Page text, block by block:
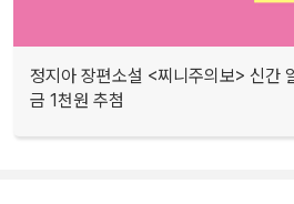
정지아 장편소설 <찌니주의보> 신간
금 1천원 추첨